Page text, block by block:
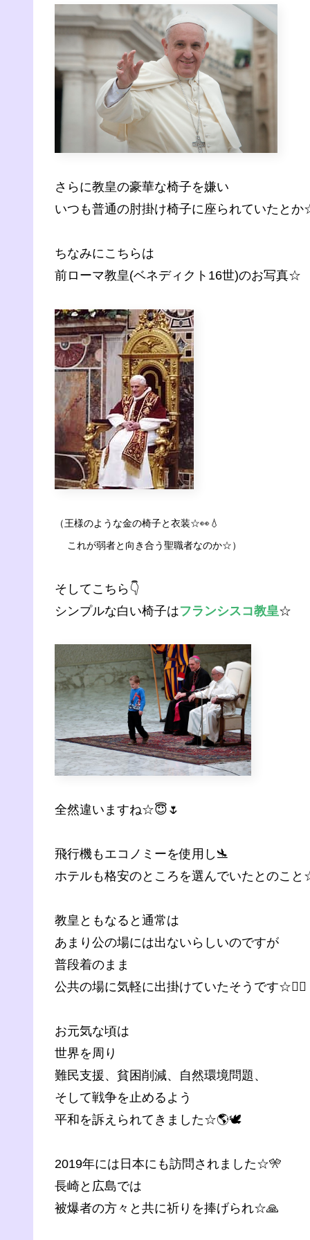
さらに教皇の豪華な椅子を嫌い
いつも普通の肘掛け椅子に座られていたと
ちなみにこちらは
前ローマ教皇(ベネディクト16世)のお写真☆
（王様のような金の椅子と衣装☆👀💧
これが弱者と向き合う聖職者なのか☆）
そしてこちら👇
シンプルな白い椅子はフランシスコ教皇☆
全然違いますね☆😇🌷
飛行機もエコノミーを使用し🛬
ホテルも格安のところを選んでいたとのこ
教皇ともなると通常は
あまり公の場には出ないらしいのですが
普段着のまま
公共の場に気軽に出掛けていたそうです☆🙋‍♂️
お元気な頃は
世界を周り
難民支援、貧困削減、自然環境問題、
そして戦争を止めるよう
平和を訴えられてきました☆🌎🕊
2019年には日本にも訪問されました☆🎌
長崎と広島では
被爆者の方々と共に祈りを捧げられ☆🙏